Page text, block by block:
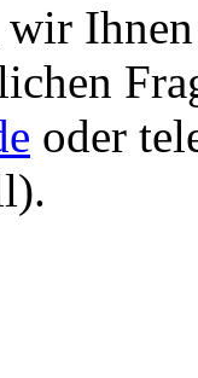
oder